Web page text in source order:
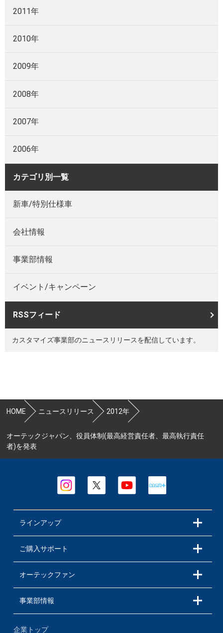
2011年
2010年
2009年
2008年
2007年
2006年
カテゴリ別一覧
新車/特別仕様車
会社情報
事業部情報
イベント/キャンペーン
RSSフィード
カスタマイズ事業部のニュースリリースを配信しています。
HOME ニュースリリース 2012年
オーテックジャパン、役員体制(最高経営責任者、最高執行責任
者)を発表
ラインアップ
ご購入サポート
オーテックファン
事業部情報
企業トップ